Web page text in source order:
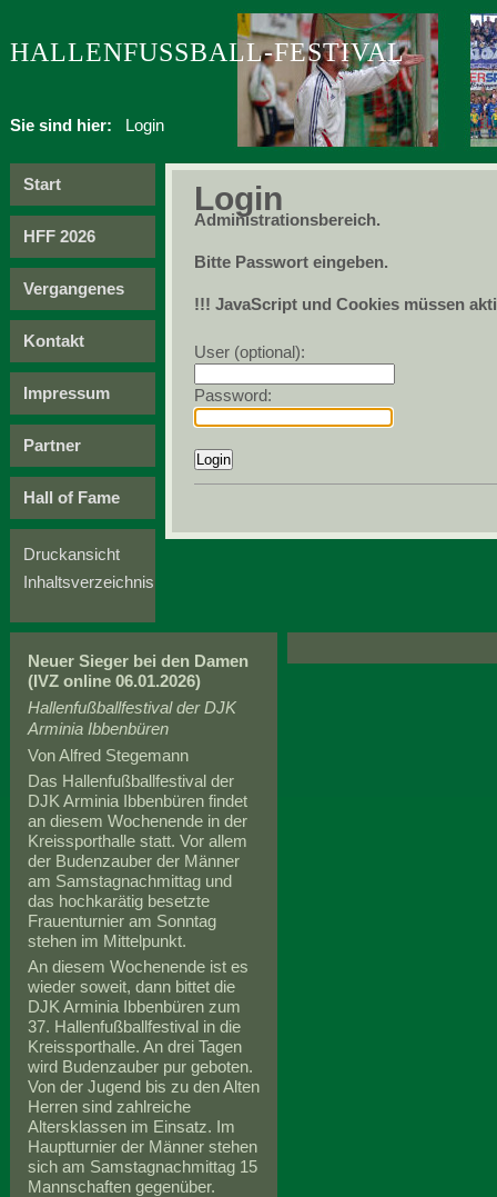
HALLENFUSSBALL-FESTIVAL
Sie sind hier: Login
Start
HFF 2026
Vergangenes
Kontakt
Impressum
Partner
Hall of Fame
Druckansicht
Inhaltsverzeichnis
Login
Administrationsbereich.
Bitte Passwort eingeben.
!!! JavaScript und Cookies müssen
User (optional):
Password:
Neuer Sieger bei den Damen
(IVZ online 06.01.2026)
Hallenfußballfestival der DJK
Arminia Ibbenbüren
Von Alfred Stegemann
Das Hallenfußballfestival der
DJK Arminia Ibbenbüren findet
an diesem Wochenende in der
Kreissporthalle statt. Vor allem
der Budenzauber der Männer
am Samstagnachmittag und
das hochkarätig besetzte
Frauenturnier am Sonntag
stehen im Mittelpunkt.
An diesem Wochenende ist es
wieder soweit, dann bittet die
DJK Arminia Ibbenbüren zum
37. Hallenfußballfestival in die
Kreissporthalle. An drei Tagen
wird Budenzauber pur geboten.
Von der Jugend bis zu den Alten
Herren sind zahlreiche
Altersklassen im Einsatz. Im
Hauptturnier der Männer stehen
sich am Samstagnachmittag 15
Mannschaften gegenüber.